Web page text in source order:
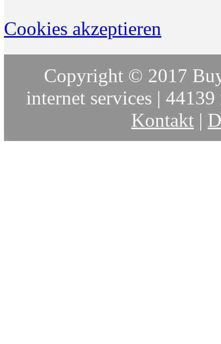
Cookies akzeptieren
Copyright © 2017
internet services |
Kontakt |